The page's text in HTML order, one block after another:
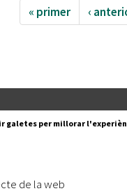
« primer ‹
Layret, s/n
galetes per millorar
de la web